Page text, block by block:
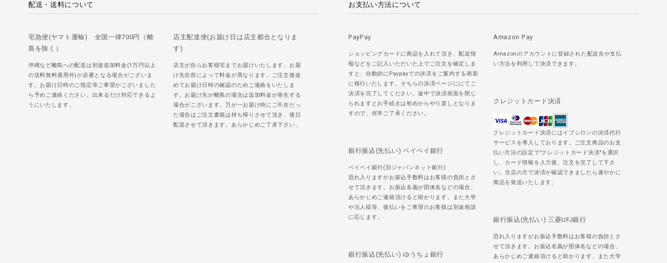
配送・送料について
宅急便(ヤマト運輸) 全国一律700円（離
島を除く）
沖縄など離島への配送は別途追加料金(1万円以上
の送料無料適用外)が必要となる場合がございま
す。お届け日時のご指定等ご希望がございました
ら予めご連絡ください。出来るだけ対応できるよ
うにいたします。
店主配達便(お届け日は店主都合となりま
す)
店主が自らお客様宅までお届けいたします。お届
け先住所によって料金が異なります。ご注文後改
めてお届け日時の確認のためご連絡をいたしま
す。お届け先が離島の場合は追加料金が発生する
場合がございます。万が一お届け時にご不在だっ
た場合はご注文書籍は持ち帰りさせて頂き、後日
配送させて頂きます。あらかじめご了承下さい。
お支払い方法について
PayPay
ショッピングカードに商品を入れて頂き、配送情
報などをご記入いただいた上でご注文を確定しま
すと、自動的にPaypayでの決済をご案内する画面
に移行いたします。そちらの決済ページににてご
決済を完了してください。途中で決済画面を閉じ
られますとお手続きは初めからやり直しとなりま
すので、何卒ご了承ください。
Amazon Pay
Amazonのアカウントに登録された配送先や支払
い方法を利用して決済できます。
クレジットカード決済
クレジットカード決済にはイプシロンの決済代行
サービスを導入しております。ご注文商品のお支
払い方法の設定で"クレジットカード決済"を選択
し、カード情報を入力後、注文を完了して下さ
い。当店の方で決済が確認できましたら速やかに
商品を発送いたします。
銀行振込(先払い) ペイペイ銀行
ペイペイ銀行(旧ジャパンネット銀行)
恐れ入りますがお振込手数料はお客様の負担とさ
せて頂きます。お振込名義が団体名などの場合、
あらかじめご連絡頂けると助かります。また大学
や法人様等、後払いをご希望のお客様は別途相談
に応じます。
銀行振込(先払い) 三菱UFJ銀行
恐れ入りますがお振込手数料はお客様の負担とさ
せて頂きます。お振込名義が団体名などの場合、
あらかじめご連絡頂けると助かります。また大学
銀行振込(先払い) ゆうちょ銀行